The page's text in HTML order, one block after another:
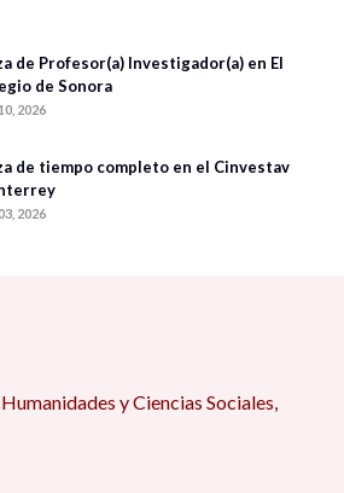
de Profesor(a) Investigador(a) en El
de Sonora
2026
de tiempo completo en el Cinvestav
2026
y Ciencias Sociales,